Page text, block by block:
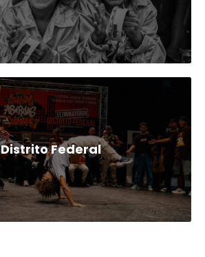
Distrito Federal